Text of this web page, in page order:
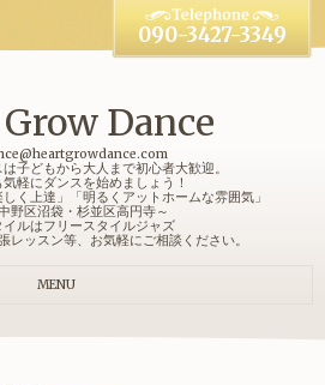
Dance
子どもから大人まで初心者大歓迎。
軽にダンスを始めましょう！
く上達」「明るくアットホームな雰囲気」
野区沼袋・杉並区高円寺～
イルはフリースタイルジャズ
レッスン等、お気軽にご相談ください。
090-3427-3349
MENU